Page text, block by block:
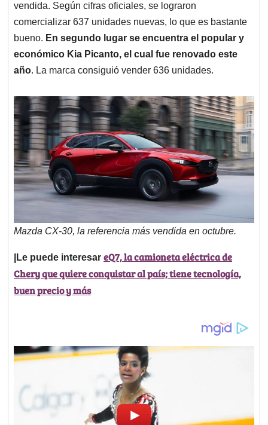
vendida. Según cifras oficiales, se lograron
comercializar 637 unidades nuevas, lo que es bastante
bueno. En segundo lugar se encuentra el popular y
económico Kia Picanto, el cual fue renovado este
año. La marca consiguió vender 636 unidades.
Mazda CX-30, la referencia más vendida en octubre.
|Le puede interesar eQ7, la camioneta eléctrica de
Chery que quiere conquistar al país; tiene tecnología,
buen precio y más